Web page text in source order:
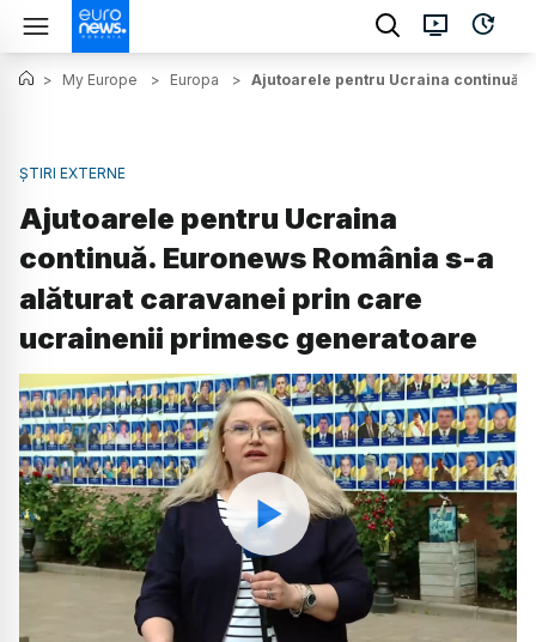
> My Europe > Europa > Ajutoarele pentru Ucraina continuă.
ȘTIRI EXTERNE
Ajutoarele pentru Ucraina
continuă. Euronews România s-a
alăturat caravanei prin care
ucrainenii primesc generatoare
Watch